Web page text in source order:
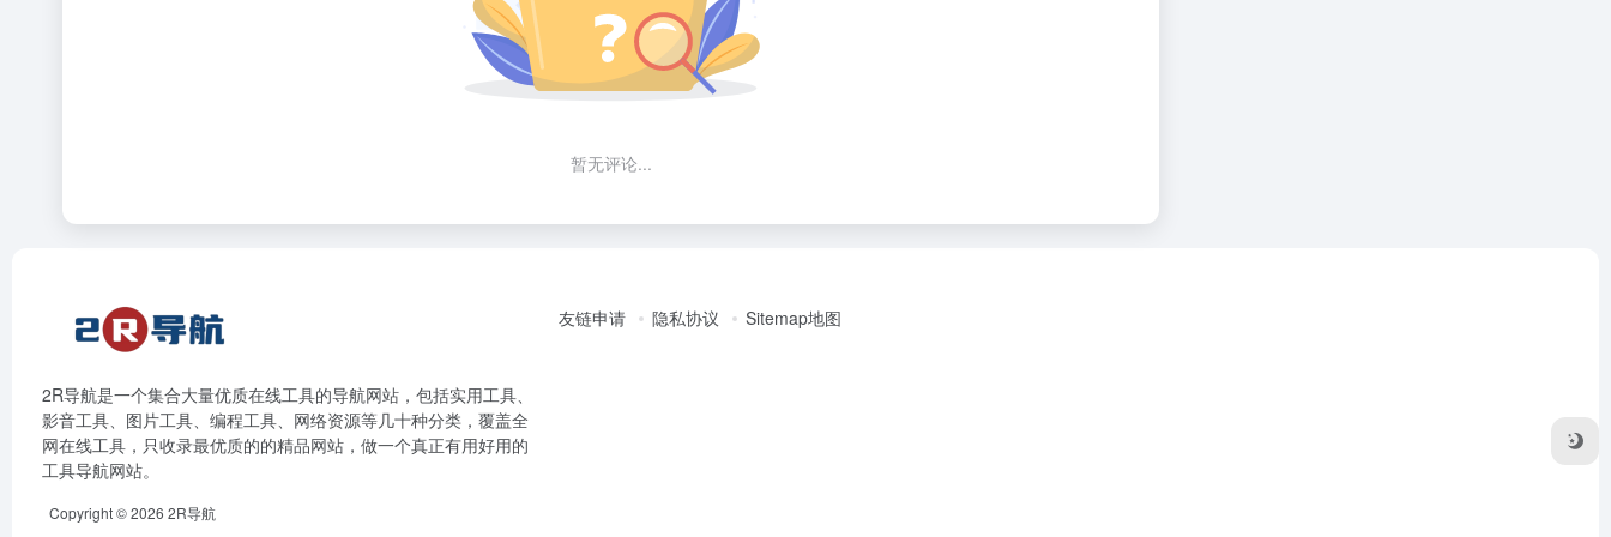
暂无评论...
2R导航是一个集合大量优质在线工具的导航网站，包括实用工具、
影音工具、图片工具、编程工具、网络资源等几十种分类，覆盖全
网在线工具，只收录最优质的的精品网站，做一个真正有用好用的
工具导航网站。
友链申请 隐私协议 Sitemap地图
Copyright © 2026 2R导航